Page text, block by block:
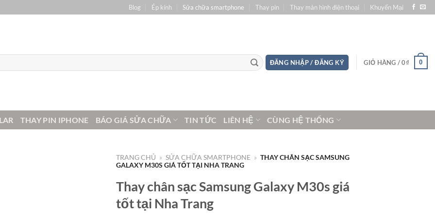
Blog Ép kính Sửa chữa smartphone Thay pin Thay màn hình điện thoại Khuyến Mại
ĐĂNG NHẬP / ĐĂNG KÝ GIỎ HÀNG /0₫ 0
THAY PIN IPHONE BÁO GIÁ SỬA CHỮA TIN TỨC LIÊN HỆ CÙNG HỆ THỐNG
TRANG CHỦ » SỬA CHỮA SMARTPHONE » THAY CHÂN SẠC SAMSUNG
GALAXY M30S GIÁ TỐT TẠI NHA TRANG
Thay chân sạc Samsung Galaxy M30s giá
tốt tại Nha Trang